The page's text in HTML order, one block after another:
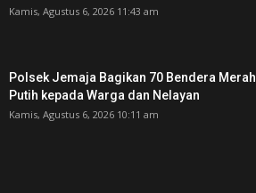
Kamis, Agustus 6, 2026 11:43 am
Polsek Jemaja Bagikan 70 Bendera Merah
Putih kepada Warga dan Nelayan
Kamis, Agustus 6, 2026 10:11 am